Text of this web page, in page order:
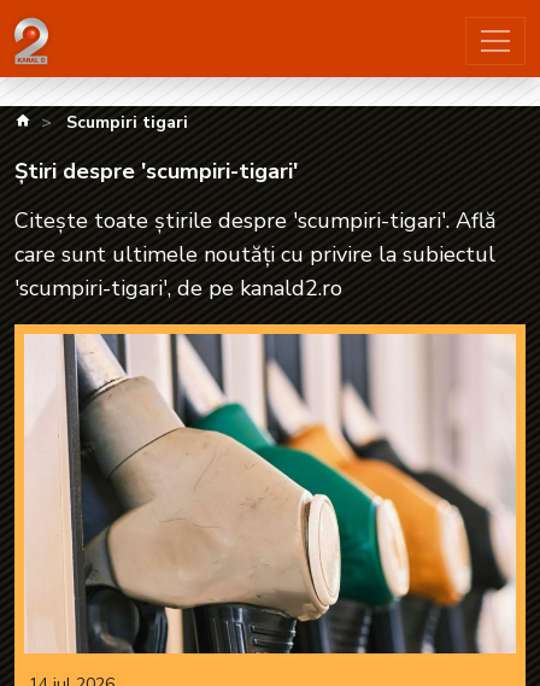
Știri despre 'scumpiri-tigari'| kanald2.ro
kanald.ro
Scumpiri tigari
Știri despre 'scumpiri-tigari'
Citește toate știrile despre 'scumpiri-tigari'. Află
care sunt ultimele noutăți cu privire la subiectul
'scumpiri-tigari', de pe kanald2.ro